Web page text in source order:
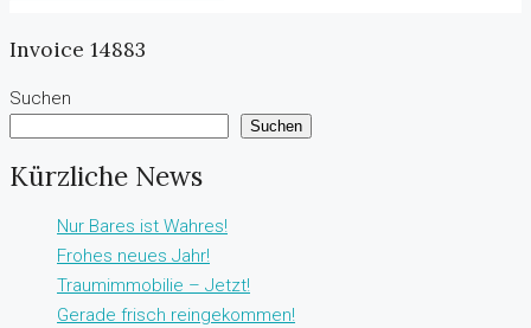
Invoice 14883
Suchen
Suchen
Kürzliche News
Nur Bares ist Wahres!
Frohes neues Jahr!
Traumimmobilie – Jetzt!
Gerade frisch reingekommen!